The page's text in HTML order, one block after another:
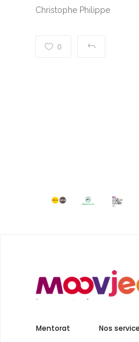
Christophe Philippe
0
Mentorat Nos